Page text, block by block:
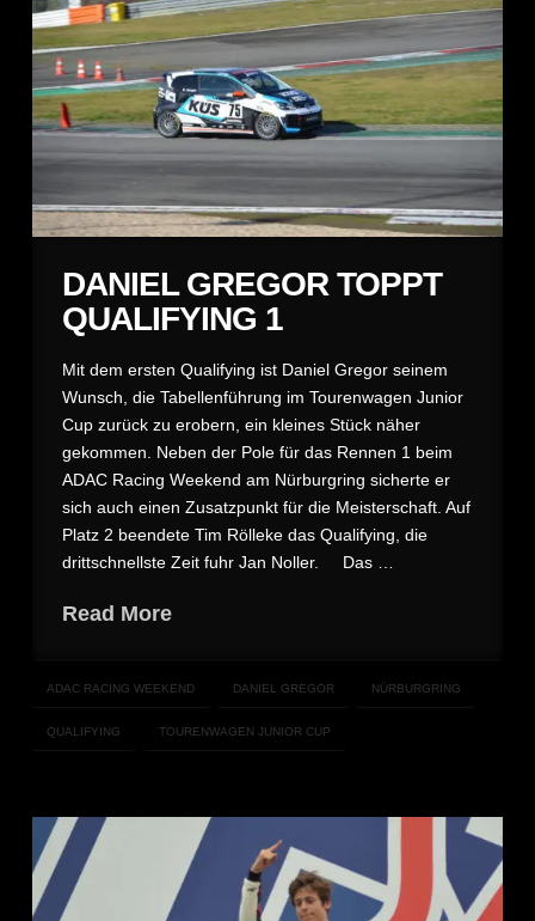
DANIEL GREGOR TOPPT
QUALIFYING 1
Mit dem ersten Qualifying ist Daniel Gregor seinem
Wunsch, die Tabellenführung im Tourenwagen Junior
Cup zurück zu erobern, ein kleines Stück näher
gekommen. Neben der Pole für das Rennen 1 beim
ADAC Racing Weekend am Nürburgring sicherte er
sich auch einen Zusatzpunkt für die Meisterschaft. Auf
Platz 2 beendete Tim Rölleke das Qualifying, die
drittschnellste Zeit fuhr Jan Noller. Das …
Read More
ADAC RACING WEEKEND DANIEL GREGOR NÜRBURGRING
QUALIFYING TOURENWAGEN JUNIOR CUP